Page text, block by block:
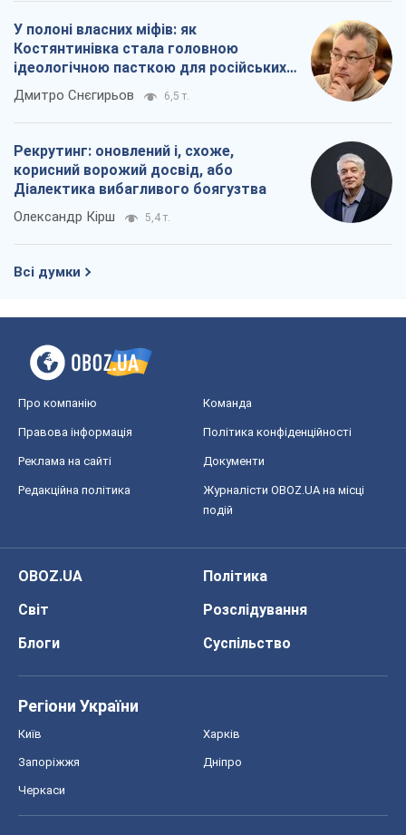
У полоні власних міфів: як
Костянтинівка стала головною
ідеологічною пасткою для російських
окупантів
Дмитро Снєгирьов 6,5 т.
Рекрутинг: оновлений і, схоже,
корисний ворожий досвід, або
Діалектика вибагливого боягузтва
Олександр Кірш 5,4 т.
Всі думки
Про компанію Команда
Правова інформація Політика конфіденційності
Реклама на сайті Документи
Редакційна політика
Журналісти OBOZ.UA на місці
подій
OBOZ.UA
Політика
Світ
Розслідування
Блоги
Суспільство
Регіони України
Київ Харків
Запоріжжя Дніпро
Черкаси